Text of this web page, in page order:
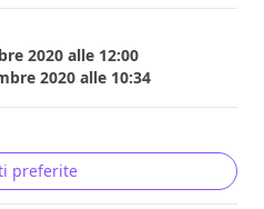
2020 alle 12:00
2020 alle 10:34
preferite